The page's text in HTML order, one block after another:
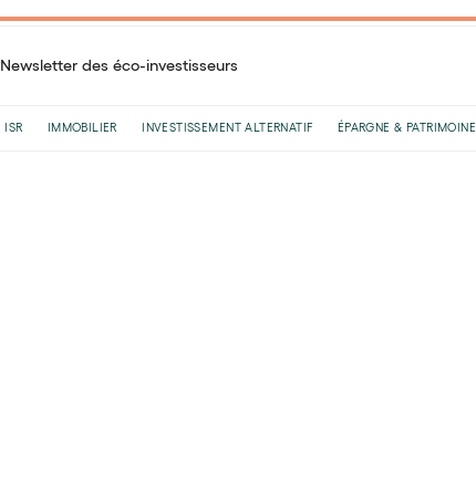
Newsletter des éco-investisseurs
ISR IMMOBILIER INVESTISSEMENT ALTERNATIF ÉPARGNE & PATRIMOINE